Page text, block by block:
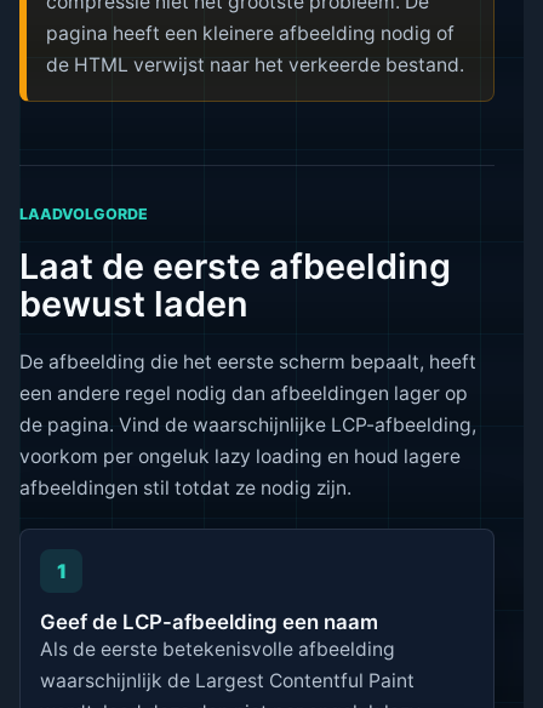
pagina heeft een kleinere afbeelding nodig of
de HTML verwijst naar het verkeerde bestand.
LAADVOLGORDE
Laat de eerste afbeelding
bewust laden
De afbeelding die het eerste scherm bepaalt, heeft
een andere regel nodig dan afbeeldingen lager op
de pagina. Vind de waarschijnlijke LCP-afbeelding,
voorkom per ongeluk lazy loading en houd lagere
afbeeldingen stil totdat ze nodig zijn.
1
Geef de LCP-afbeelding een naam
Als de eerste betekenisvolle afbeelding
waarschijnlijk de Largest Contentful Paint